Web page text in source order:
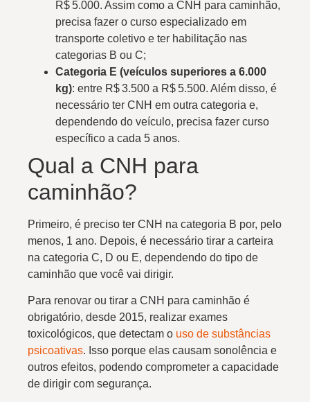
R$ 5.000. Assim como a CNH para caminhão,
precisa fazer o curso especializado em
transporte coletivo e ter habilitação nas
categorias B ou C;
Categoria E (veículos superiores a 6.000
kg): entre R$ 3.500 a R$ 5.500. Além disso, é
necessário ter CNH em outra categoria e,
dependendo do veículo, precisa fazer curso
específico a cada 5 anos.
Qual a CNH para
caminhão?
Primeiro, é preciso ter CNH na categoria B por, pelo
menos, 1 ano. Depois, é necessário tirar a carteira
na categoria C, D ou E, dependendo do tipo de
caminhão que você vai dirigir.
Para renovar ou tirar a CNH para caminhão é
obrigatório, desde 2015, realizar exames
toxicológicos, que detectam o uso de substâncias
psicoativas. Isso porque elas causam sonolência e
outros efeitos, podendo comprometer a capacidade
de dirigir com segurança.